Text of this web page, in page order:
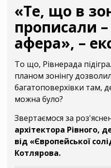
«Те, що в
прописали
афера», –
То що, Рівнерада
планом зонінгу
багатоповерхівки там,
можна було?
Звертаємося за
архітектора Рівного,
від «Європейської
Котлярова.